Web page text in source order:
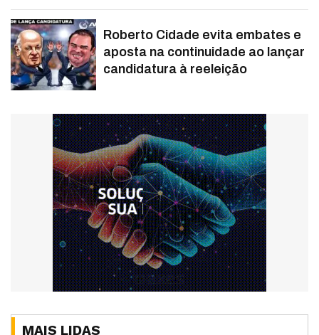
Roberto Cidade evita embates e
aposta na continuidade ao lançar
candidatura à reeleição
MAIS LIDAS